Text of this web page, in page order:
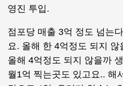
영진 투입.
점포당 매출 3억 정도 넘는
요. 올해 한 4억정도 되지 않
올해 4억정도 되지 않을까
월1억 찍는곳도 있고요.. 해